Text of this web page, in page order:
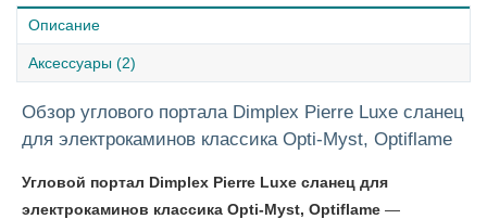
Описание
Аксессуары (2)
Обзор углового портала Dimplex Pierre Luxe сланец
для электрокаминов классика Opti-Myst, Optiflame
Угловой портал Dimplex Pierre Luxe сланец для
электрокаминов классика Opti-Myst, Optiflame —